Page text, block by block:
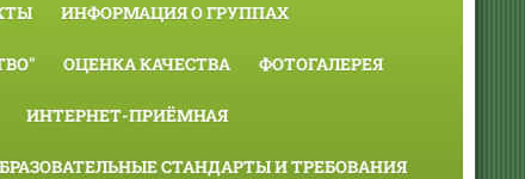
ИНФОРМАЦИЯ О ГРУППАХ
ОЦЕНКА КАЧЕСТВА ФОТОГАЛЕРЕЯ
ИНТЕРНЕТ-ПРИЁМНАЯ
СТАНДАРТЫ И ТРЕБОВАНИЯ